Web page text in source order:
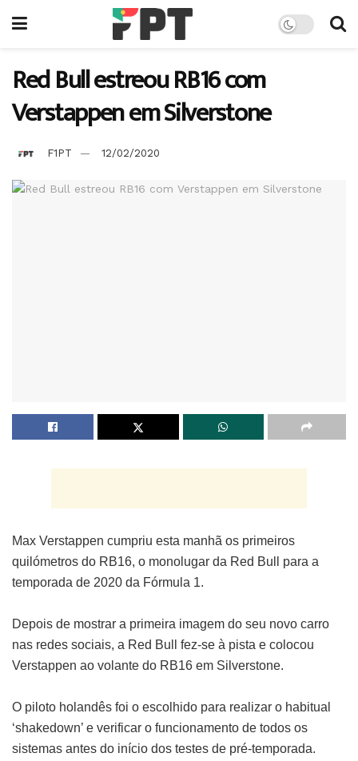
Red Bull estreou RB16 com
Verstappen em Silverstone
F1PT 12/02/2020
Max Verstappen cumpriu esta manhã os primeiros
quilómetros do RB16, o monolugar da Red Bull para a
temporada de 2020 da Fórmula 1.
Depois de mostrar a primeira imagem do seu novo carro
nas redes sociais, a Red Bull fez-se à pista e colocou
Verstappen ao volante do RB16 em Silverstone.
O piloto holandês foi o escolhido para realizar o habitual
‘shakedown’ e verificar o funcionamento de todos os
sistemas antes do início dos testes de pré-temporada.